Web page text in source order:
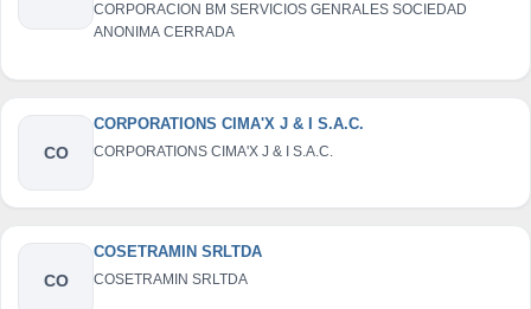
CORPORACION BM SERVICIOS GENRALES SOCIEDAD
ANONIMA CERRADA
CO
CORPORATIONS CIMA'X J & I S.A.C.
CORPORATIONS CIMA'X J & I S.A.C.
CO
COSETRAMIN SRLTDA
COSETRAMIN SRLTDA